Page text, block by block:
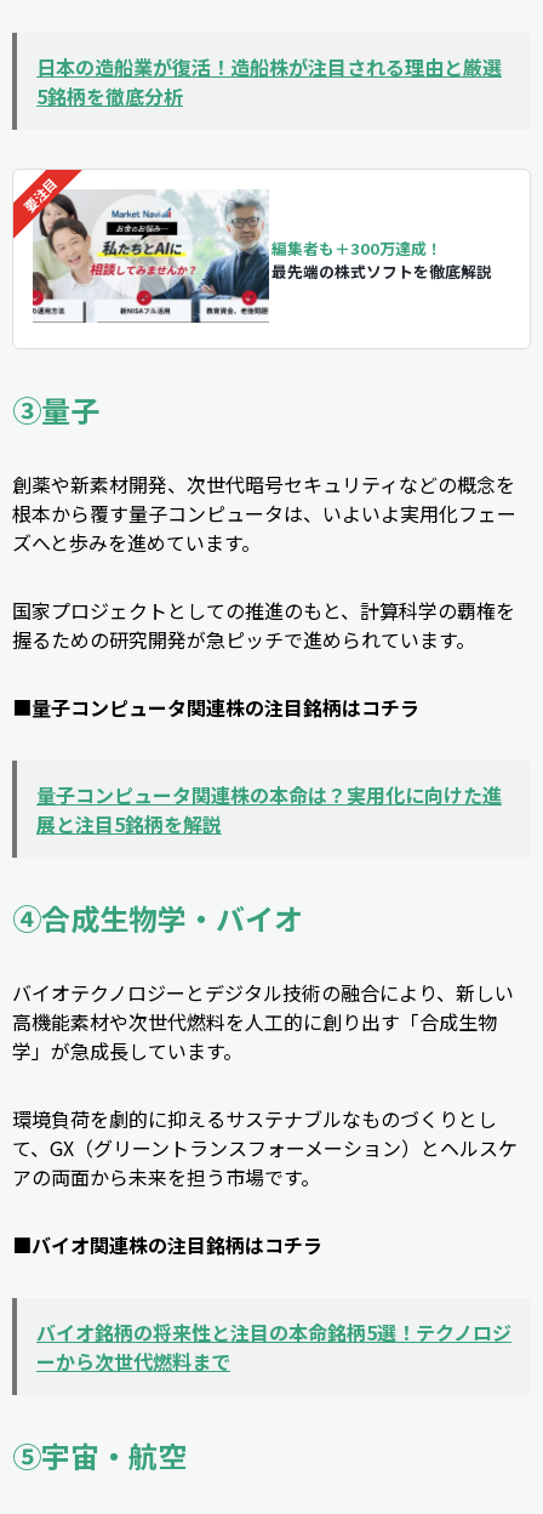
日本の造船業が復活！造船株が注目される理由と厳選
5銘柄を徹底分析
編集者も＋300万達成！
最先端の株式ソフトを徹底解説
③量子
創薬や新素材開発、次世代暗号セキュリティなどの概念を
根本から覆す量子コンピュータは、いよいよ実用化フェー
ズへと歩みを進めています。
国家プロジェクトとしての推進のもと、計算科学の覇権を
握るための研究開発が急ピッチで進められています。
■量子コンピュータ関連株の注目銘柄はコチラ
量子コンピュータ関連株の本命は？実用化に向けた進
展と注目5銘柄を解説
④合成生物学・バイオ
バイオテクノロジーとデジタル技術の融合により、新しい
高機能素材や次世代燃料を人工的に創り出す「合成生物
学」が急成長しています。
環境負荷を劇的に抑えるサステナブルなものづくりとし
て、GX（グリーントランスフォーメーション）とヘルスケ
アの両面から未来を担う市場です。
■バイオ関連株の注目銘柄はコチラ
バイオ銘柄の将来性と注目の本命銘柄5選！テクノロジ
ーから次世代燃料まで
⑤宇宙・航空